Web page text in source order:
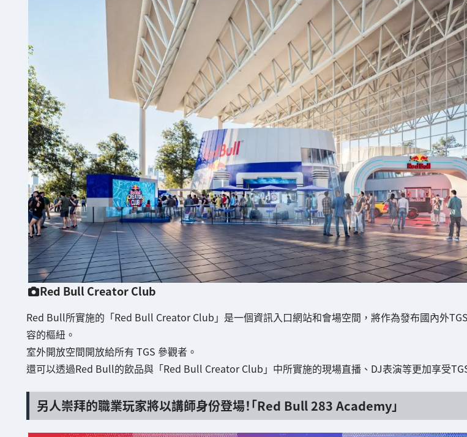
Red Bull Creator Club
Red Bull所實施的「Red Bull Creator Club」是一個資訊入口網站和會場空間，將作為發布國內外
容的樞紐。
室外開放空間開放給所有 TGS 參觀者。
還可以透過Red Bull的飲品與「Red Bull Creator Club」中所實施的現場直播、DJ表演等更加享受
另人崇拜的職業玩家將以講師身份登場！「Red Bull 283 Academy」